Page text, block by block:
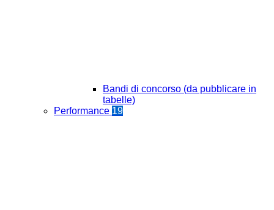
Bandi di concorso (da pubblicare in
tabelle)
Performance 19